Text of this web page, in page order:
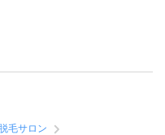
脱毛サロン